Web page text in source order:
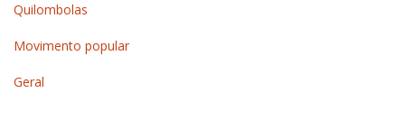
Quilombolas
Movimento popular
Geral